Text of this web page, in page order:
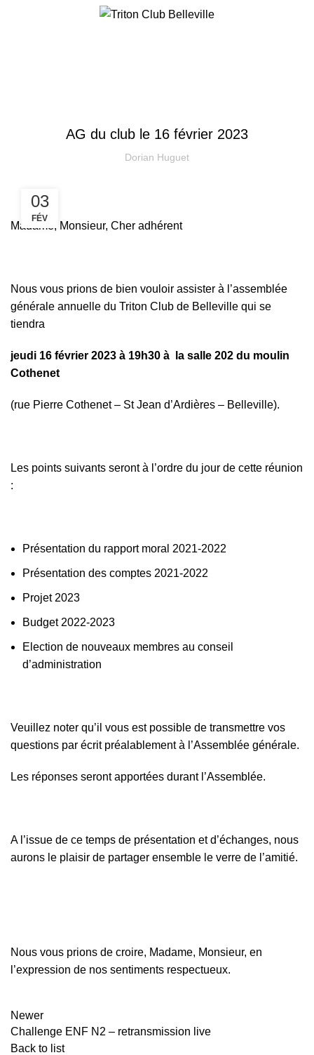
AG du club le 16 février 2023
Dorian Huguet
03
FÉV
Madame, Monsieur, Cher adhérent
Nous vous prions de bien vouloir assister à l’assemblée
générale annuelle du Triton Club de Belleville qui se
tiendra
jeudi 16 février 2023 à 19h30 à la salle 202 du moulin
Cothenet
(rue Pierre Cothenet – St Jean d’Ardières – Belleville).
Les points suivants seront à l’ordre du jour de cette réunion
:
Présentation du rapport moral 2021-2022
Présentation des comptes 2021-2022
Projet 2023
Budget 2022-2023
Election de nouveaux membres au conseil
d’administration
Veuillez noter qu’il vous est possible de transmettre vos
questions par écrit préalablement à l’Assemblée générale.
Les réponses seront apportées durant l’Assemblée.
A l’issue de ce temps de présentation et d’échanges, nous
aurons le plaisir de partager ensemble le verre de l’amitié.
Nous vous prions de croire, Madame, Monsieur, en
l’expression de nos sentiments respectueux.
Newer
Challenge ENF N2 – retransmission live
Back to list